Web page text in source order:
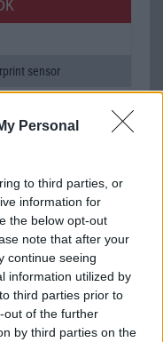
Personal
to third parties, or
information for
the below opt-out
note that after your
continue seeing
information utilized by
third parties prior to
out of the further
by third parties on the
sensor